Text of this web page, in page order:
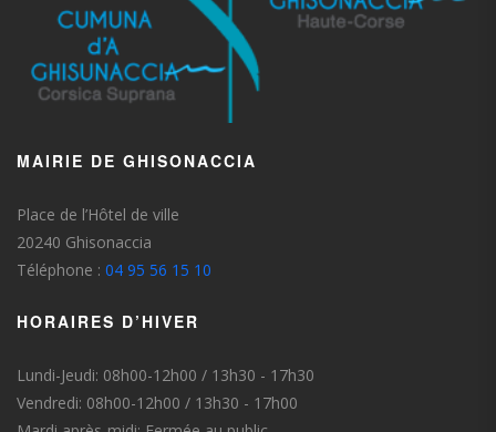
MAIRIE DE GHISONACCIA
Place de l’Hôtel de ville
20240 Ghisonaccia
Téléphone : 04 95 56 15 10
HORAIRES D’HIVER
Lundi-Jeudi: 08h00-12h00 / 13h30 - 17h30
Vendredi: 08h00-12h00 / 13h30 - 17h00